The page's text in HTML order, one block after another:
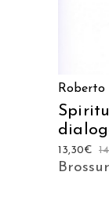
Roberto
13,30€